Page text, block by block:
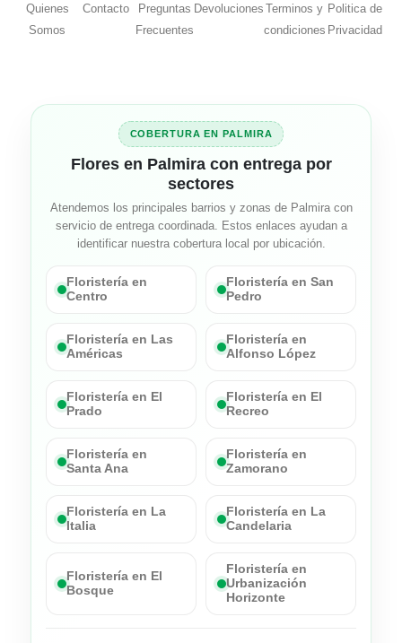
Quienes
Somos
Contacto
Preguntas
Frecuentes
Devoluciones Terminos y
condiciones
Politica de
Privacidad
COBERTURA EN PALMIRA
Flores en Palmira con entrega por
sectores
Atendemos los principales barrios y zonas de Palmira con
servicio de entrega coordinada. Estos enlaces ayudan a
identificar nuestra cobertura local por ubicación.
Floristería en
Centro
Floristería en San
Pedro
Floristería en Las
Américas
Floristería en
Alfonso López
Floristería en El
Prado
Floristería en El
Recreo
Floristería en
Santa Ana
Floristería en
Zamorano
Floristería en La
Italia
Floristería en La
Candelaria
Floristería en El
Bosque
Floristería en
Urbanización
Horizonte